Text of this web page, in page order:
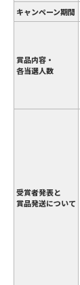
キャンペーン期間
賞品内容・
各当選人数
受賞者発表と
賞品発送について